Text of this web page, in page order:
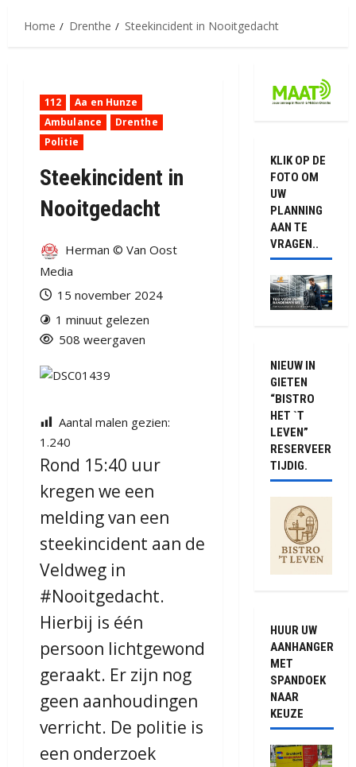
Home Drenthe Steekincident in Nooitgedacht
112
Aa en Hunze
Ambulance
Drenthe
Politie
Steekincident in
Nooitgedacht
Herman © Van Oost
Media
15 november 2024
1 minuut gelezen
508 weergaven
Aantal malen gezien:
1.240
Rond 15:40 uur
kregen we een
melding van een
steekincident aan de
Veldweg in
#Nooitgedacht.
Hierbij is één
persoon lichtgewond
geraakt. Er zijn nog
geen aanhoudingen
verricht. De politie is
een onderzoek
KLIK OP DE
FOTO OM
UW
PLANNING
AAN TE
VRAGEN..
NIEUW IN
GIETEN
“BISTRO
HET `T
LEVEN”
RESERVEER
TIJDIG.
HUUR UW
AANHANGER
MET
SPANDOEK
NAAR
KEUZE